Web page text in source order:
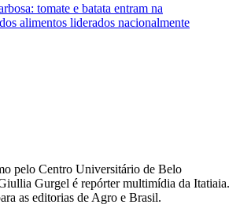
tomate e batata entram na
alimentos liderados nacionalmente
pelo Centro Universitário de Belo
Gurgel é repórter multimídia da Itatiaia.
as editorias de Agro e Brasil.